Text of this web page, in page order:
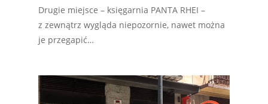
Drugie miejsce – księgarnia PANTA RHEI –
z zewnątrz wygląda niepozornie, nawet można
je przegapić…